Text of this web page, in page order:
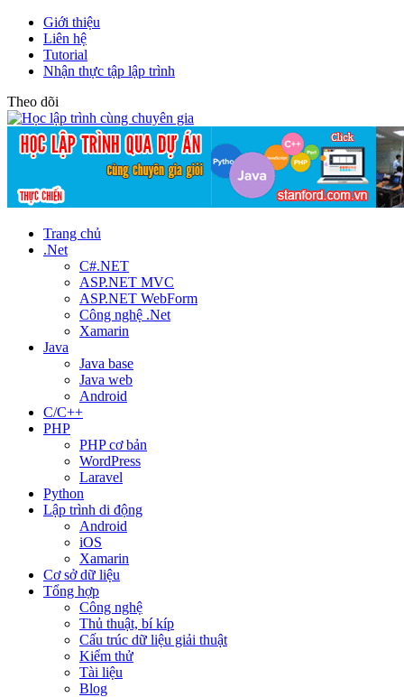
Giới thiệu
Liên hệ
Tutorial
Nhận thực tập lập trình
Theo dõi
Trang chủ
.Net
C#.NET
ASP.NET MVC
ASP.NET WebForm
Công nghệ .Net
Xamarin
Java
Java base
Java web
Android
C/C++
PHP
PHP cơ bản
WordPress
Laravel
Python
Lập trình di động
Android
iOS
Xamarin
Cơ sở dữ liệu
Tổng hợp
Công nghệ
Thủ thuật, bí kíp
Cấu trúc dữ liệu giải thuật
Kiểm thử
Tài liệu
Blog